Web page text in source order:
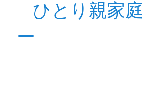
ひとり親家
ー